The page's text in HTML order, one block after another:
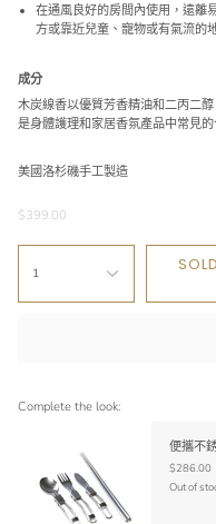
在通風良好的房間內使用，遠離
方或靠近兒童、寵物或有氣流的
成分
木炭線香以優質芳香精油和二丙二
是身體護理和家居香氛產品中常見的
美國洛杉磯手工製造
$399.00
1
Complete the look:
便攜不
$286.00
Out of